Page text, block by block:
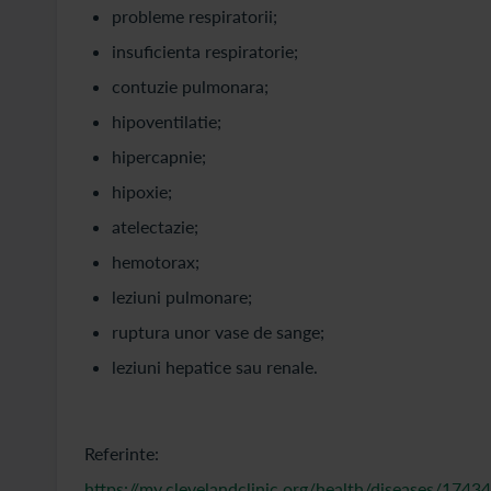
probleme respiratorii;
insuficienta respiratorie;
contuzie pulmonara;
hipoventilatie;
hipercapnie;
hipoxie;
atelectazie;
hemotorax;
leziuni pulmonare;
ruptura unor vase de sange;
leziuni hepatice sau renale.
Referinte: